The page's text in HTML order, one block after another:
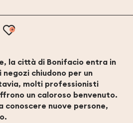
Ajouter aux favoris
la città di Bonifacio entra in
chiudono per un
molti professionisti
un caloroso benvenuto.
conoscere nuove persone,